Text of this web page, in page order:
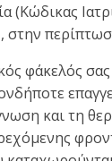
(Κώδικας
φάκελός
και τη